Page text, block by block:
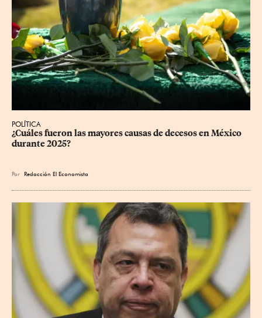
POLÍTICA
¿Cuáles fueron las mayores causas de decesos en México
durante 2025?
Por Redacción El Economista